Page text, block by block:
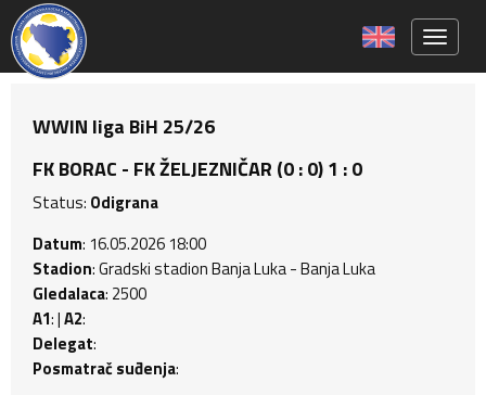
WWIN liga BiH 25/26
FK BORAC - FK ŽELJEZNIČAR (0 : 0) 1 : 0
Status: Odigrana
Datum: 16.05.2026 18:00
Stadion: Gradski stadion Banja Luka - Banja Luka
Gledalaca: 2500
A1: |A2:
Delegat:
Posmatrač suđenja: